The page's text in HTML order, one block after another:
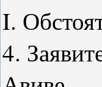
I.
4.